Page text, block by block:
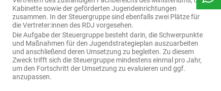
Kabinette sowie der geförderten Jugendeinrichtungen
zusammen. In der Steuergruppe sind ebenfalls zwei Plätze für
die Vertreter:innen des RDJ vorgesehen.
Die Aufgabe der Steuergruppe besteht darin, die Schwerpunkte
und Maßnahmen für den Jugendstrategieplan auszuarbeiten
und anschließend deren Umsetzung zu begleiten. Zu diesem
Zweck trifft sich die Steuergruppe mindestens einmal pro Jahr,
um den Fortschritt der Umsetzung zu evaluieren und ggf.
anzupassen.